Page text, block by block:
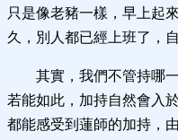
只是像老豬一樣，早上起
久，別人都已經上班了，
其實，我們不管持哪
若能如此，加持自然會入
都能感受到蓮師的加持，